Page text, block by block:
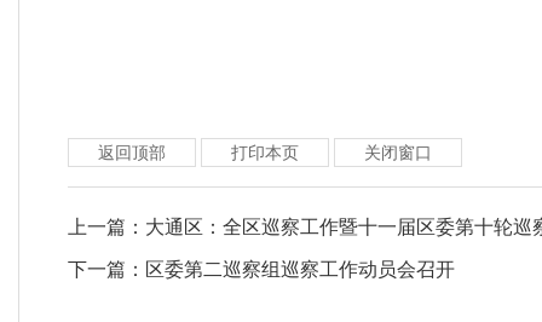
返回顶部 打印本页 关闭窗口
上一篇： 大通区：全区巡察工作暨十一届区委第十轮巡
下一篇： 区委第二巡察组巡察工作动员会召开